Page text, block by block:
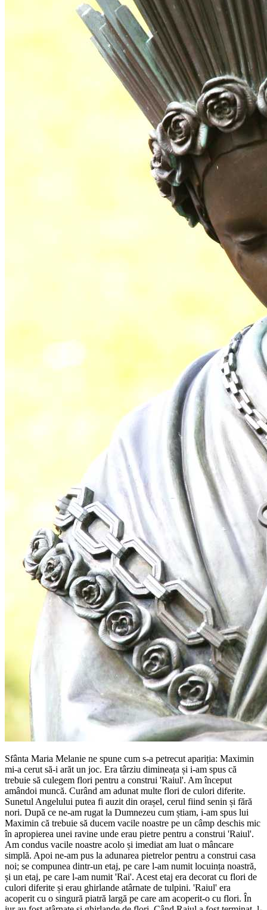
Sfânta Maria Melanie ne spune cum s-a petrecut apariția: Maximin
mi-a cerut să-i arăt un joc. Era târziu dimineața și i-am spus că
trebuie să culegem flori pentru a construi 'Raiul'. Am început
amândoi muncă. Curând am adunat multe flori de culori diferite.
Sunetul Angelului putea fi auzit din orașel, cerul fiind senin și fără
nori. După ce ne-am rugat la Dumnezeu cum știam, i-am spus lui
Maximin că trebuie să ducem vacile noastre pe un câmp deschis mic
în apropierea unei ravine unde erau pietre pentru a construi 'Raiul'.
Am condus vacile noastre acolo și imediat am luat o mâncare
simplă. Apoi ne-am pus la adunarea pietrelor pentru a construi casa
noi; se compunea dintr-un etaj, pe care l-am numit locuința noastră,
și un etaj, pe care l-am numit 'Rai'. Acest etaj era decorat cu flori de
culori diferite și erau ghirlande atârnate de tulpini. 'Raiul' era
acoperit cu o singură piatră largă pe care am acoperit-o cu flori. În